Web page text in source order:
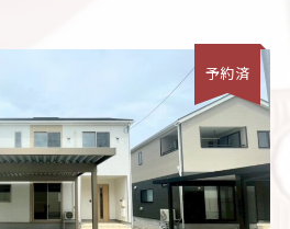
予約済